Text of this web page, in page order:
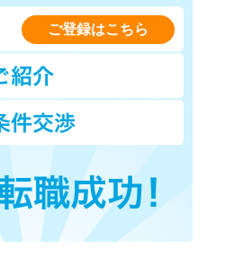
ご登録はこちら